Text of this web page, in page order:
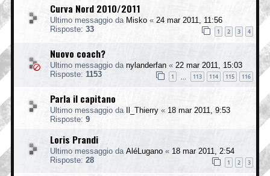
Curva Nord 2010/2011
Ultimo messaggio da Misko « 24 mar 2011, 11:56
Risposte: 33 1 2 3 4
Nuovo coach?
Ultimo messaggio da nylanderfan « 22 mar 2011, 15:03
Risposte: 1153 1 113 114 115 116
Parla il capitano
Ultimo messaggio da Il_Thierry « 18 mar 2011, 9:53
Risposte: 9
Loris Prandi
Ultimo messaggio da AléLugano « 18 mar 2011, 2:54
Risposte: 28 1 2 3